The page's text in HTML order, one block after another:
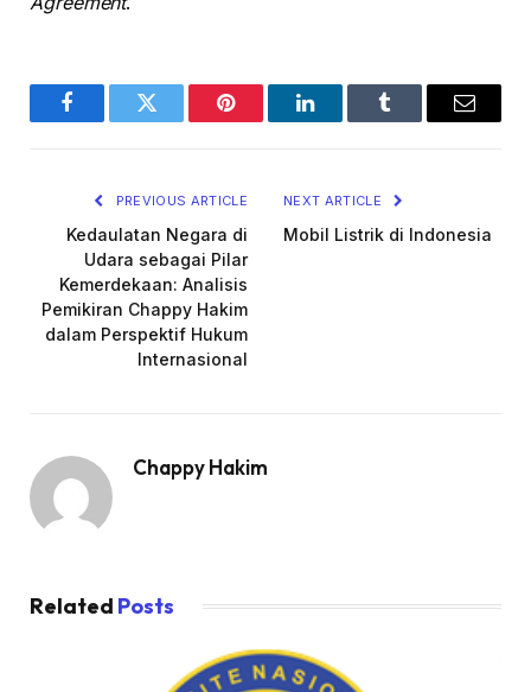
FacebookTwitter Pinterest LinkedInTumblr Email
PREVIOUS ARTICLE
Kedaulatan Negara di
Udara sebagai Pilar
Kemerdekaan: Analisis
Pemikiran Chappy Hakim
dalam Perspektif Hukum
Internasional
NEXT ARTICLE
Mobil Listrik di Indonesia
Chappy Hakim
Related Posts